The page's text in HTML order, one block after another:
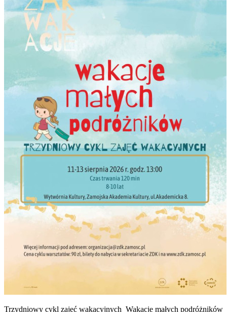
Trzydniowy cykl zajęć wakacyjnych Wakacje małych podróżników